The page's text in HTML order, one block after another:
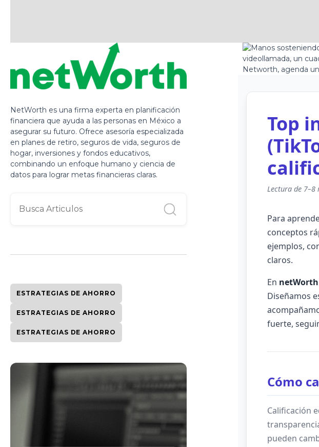
NetWorth es una firma experta en planificación
financiera que ayuda a las personas en México a
asegurar su futuro. Ofrece asesoría especializada
en planes de retiro, seguros de vida, seguros de
hogar, inversiones y fondos educativos,
combinando un enfoque humano y ciencia de
datos para lograr metas financieras claras.
ESTRATEGIAS DE AHORRO
ESTRATEGIAS DE AHORRO
ESTRATEGIAS DE AHORRO
Top
Lectura de 7–8
Para
conceptos
ejemplos,
claros.
En netWorth
Diseñamos
fuerte,
Cómo
Calificación
pueden